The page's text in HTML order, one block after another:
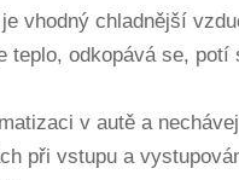
vhodný chladnější
odkopává se, potí
v autě a
při vstupu a